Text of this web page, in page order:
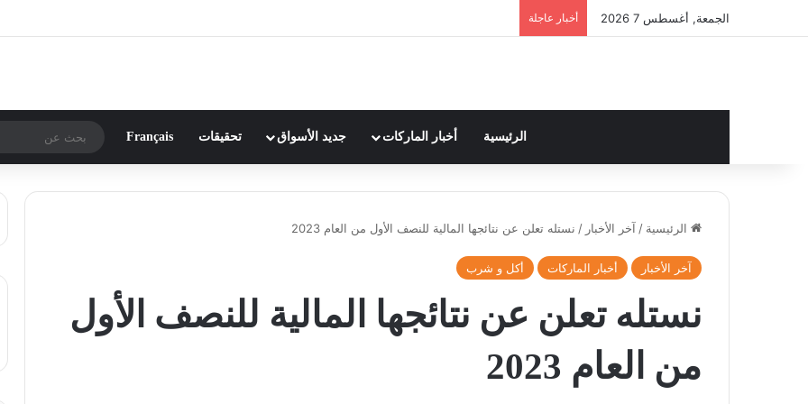
الجمعة, أغسطس 7 2026 أخبار عاجلة
الرئيسية أخبار الماركات جديد الأسواق تحقيقات Français
الرئيسية / آخر الأخبار / نستله تعلن عن نتائجها المالية للنصف الأول من العام 2023
آخر الأخبار أخبار الماركات أكل و شرب
نستله تعلن عن نتائجها المالية للنصف الأول
من العام 2023